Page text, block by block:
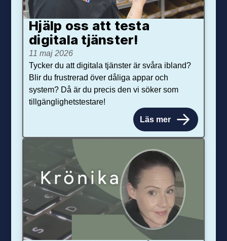
Hjälp oss att testa
digitala tjänster!
11 maj 2026
Tycker du att digitala tjänster är svåra ibland?
Blir du frustrerad över dåliga appar och
system? Då är du precis den vi söker som
tillgänglighetstestare!
Läs mer